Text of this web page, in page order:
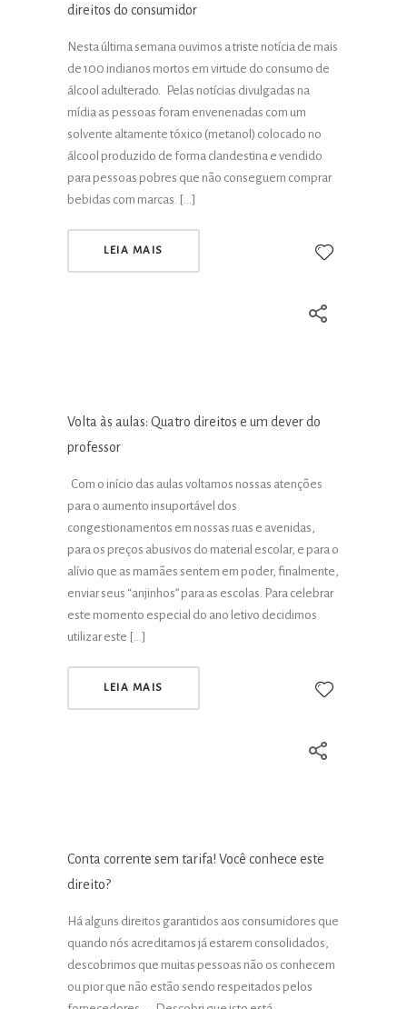
direitos do consumidor
Nesta última semana ouvimos a triste notícia de mais
de 100 indianos mortos em virtude do consumo de
álcool adulterado. Pelas notícias divulgadas na
mídia as pessoas foram envenenadas com um
solvente altamente tóxico (metanol) colocado no
álcool produzido de forma clandestina e vendido
para pessoas pobres que não conseguem comprar
bebidas com marcas. […]
LEIA MAIS
Volta às aulas: Quatro direitos e um dever do
professor
Com o início das aulas voltamos nossas atenções
para o aumento insuportável dos
congestionamentos em nossas ruas e avenidas,
para os preços abusivos do material escolar, e para o
alívio que as mamães sentem em poder, finalmente,
enviar seus “anjinhos” para as escolas. Para celebrar
este momento especial do ano letivo decidimos
utilizar este […]
LEIA MAIS
Conta corrente sem tarifa! Você conhece este
direito?
Há alguns direitos garantidos aos consumidores que
quando nós acreditamos já estarem consolidados,
descobrimos que muitas pessoas não os conhecem
ou pior que não estão sendo respeitados pelos